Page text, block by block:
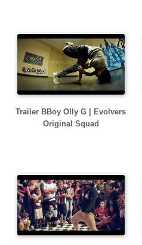
Trailer BBoy Olly G | Evolvers
Original Squad